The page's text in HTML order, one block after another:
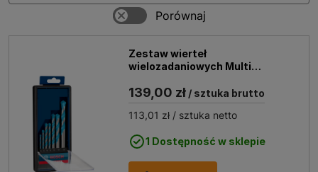
Zestaw wierteł
wielozadaniowych Multi
Bosch, 7 szt.
139,00 zł / sztuka brutto
113,01 zł / sztuka netto
1 Dostępność w sklepie